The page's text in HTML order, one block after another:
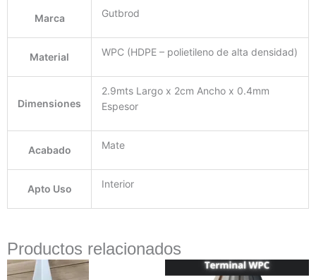
Marca Gutbrod
Material WPC (HDPE – polietileno de alta densidad)
Dimensiones
2.9mts Largo x 2cm Ancho x 0.4mm
Espesor
Acabado Mate
Apto Uso Interior
Productos relacionados